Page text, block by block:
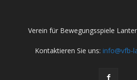
Verein für Bewegungsspiele
Kontaktieren Sie uns: info@vfb-